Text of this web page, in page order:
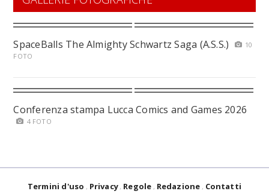
SpaceBalls The Almighty Schwartz Saga (A.S.S.)
10
FOTO
Conferenza stampa Lucca Comics and Games 2026
4 FOTO
Termini d'uso Privacy Regole Redazione Contatti